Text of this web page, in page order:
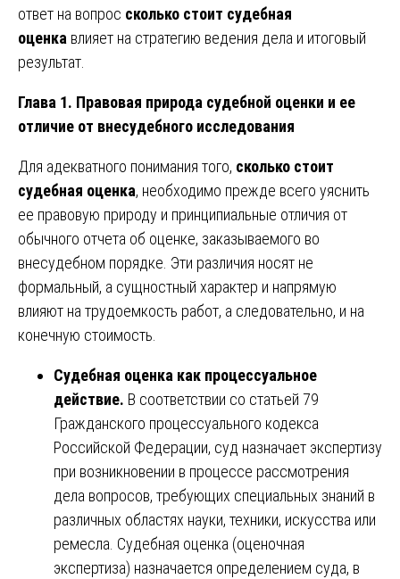
ответ на вопрос сколько стоит судебная
оценка влияет на стратегию ведения дела и итоговый
результат.
Глава 1. Правовая природа судебной оценки и ее
отличие от внесудебного исследования
Для адекватного понимания того, сколько стоит
судебная оценка, необходимо прежде всего уяснить
ее правовую природу и принципиальные отличия от
обычного отчета об оценке, заказываемого во
внесудебном порядке. Эти различия носят не
формальный, а сущностный характер и напрямую
влияют на трудоемкость работ, а следовательно, и на
конечную стоимость.
Судебная оценка как процессуальное
действие. В соответствии со статьей 79
Гражданского процессуального кодекса
Российской Федерации, суд назначает экспертизу
при возникновении в процессе рассмотрения
дела вопросов, требующих специальных знаний в
различных областях науки, техники, искусства или
ремесла. Судебная оценка (оценочная
экспертиза) назначается определением суда, в